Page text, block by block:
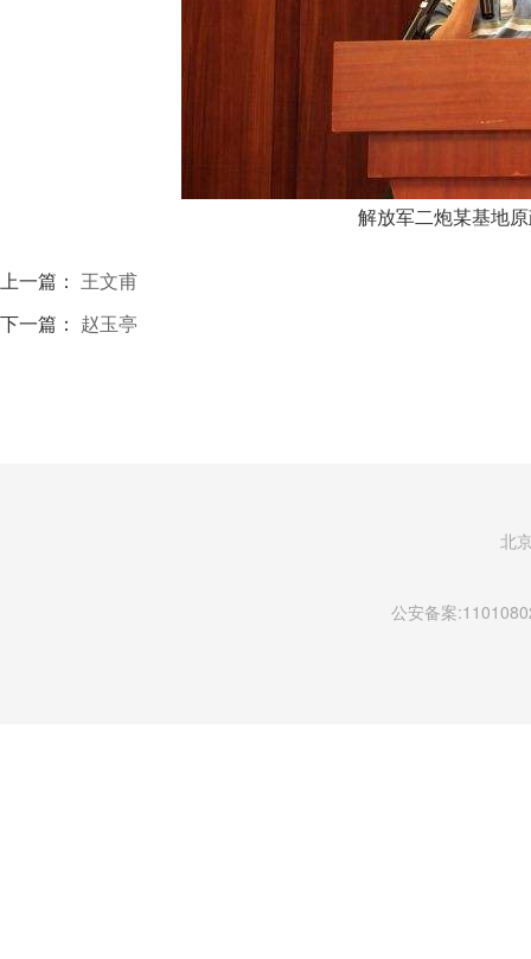
解放军二炮某基地
上一篇： 王文甫
下一篇： 赵玉亭
北
公安备案